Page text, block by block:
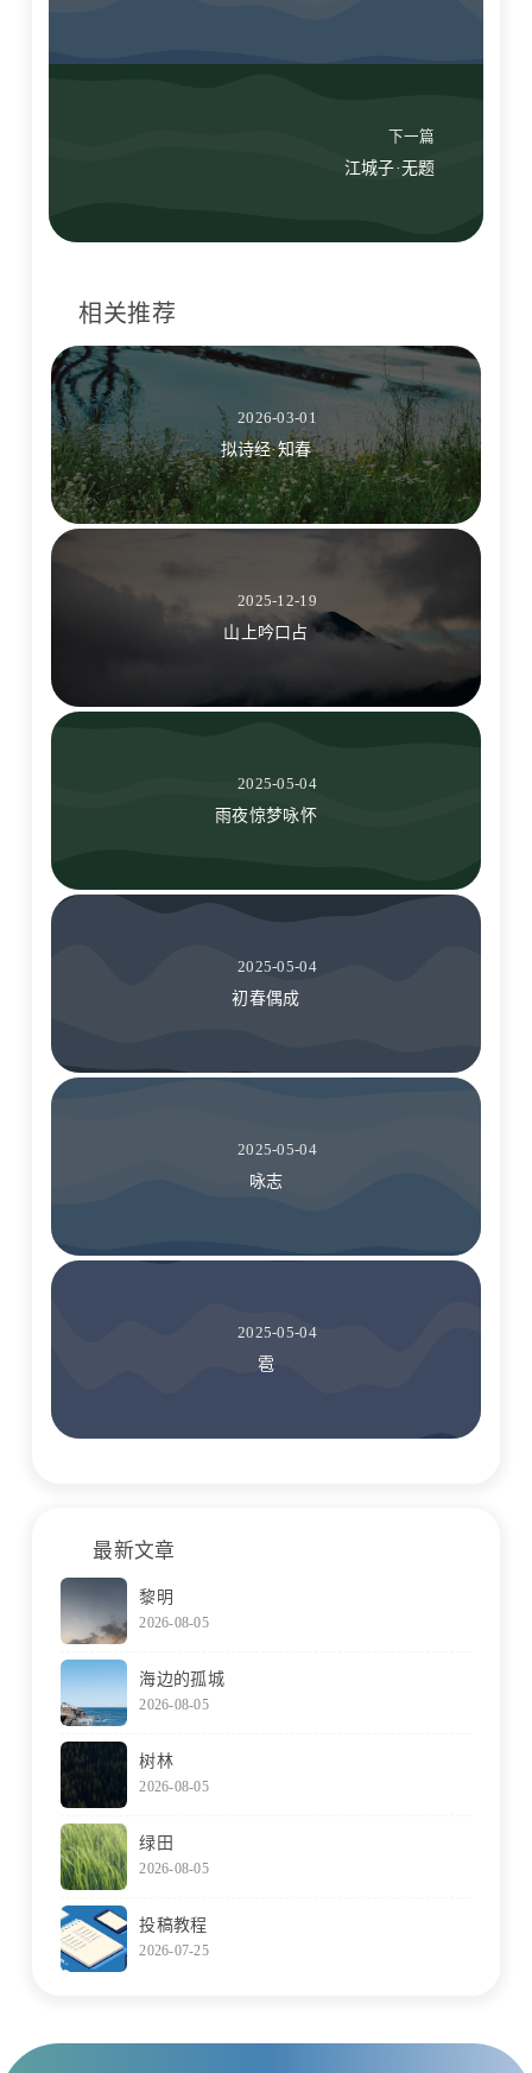
下一篇
江城子·无题
相关推荐
2026-03-01
拟诗经·知春
2025-12-19
山上吟口占
2025-05-04
雨夜惊梦咏怀
2025-05-04
初春偶成
2025-05-04
咏志
2025-05-04
雹
最新文章
黎明
2026-08-05
海边的孤城
2026-08-05
树林
2026-08-05
绿田
2026-08-05
投稿教程
2026-07-25